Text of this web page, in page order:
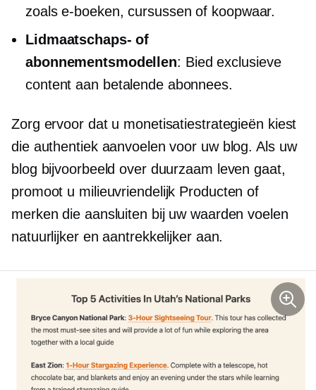
zoalse-boeken, cursussen of koopwaar.
Lidmaatschaps- of
abonnementsmodellen: Bied exclusieve
content aan betalende abonnees.
Zorg ervoor dat u monetisatiestrategieën kiest
die authentiek aanvoelen voor uw blog. Als uw
blog bijvoorbeeld over duurzaam leven gaat,
promoot u milieuvriendelijk Producten of
merken die aansluiten bij uw waarden voelen
natuurlijker en aantrekkelijker aan.